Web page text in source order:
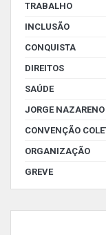
TRABALHO
INCLUSÃO
CONQUISTA
DIREITOS
SAÚDE
JORGE NAZARENO
CONVENÇÃO
ORGANIZAÇÃO
GREVE